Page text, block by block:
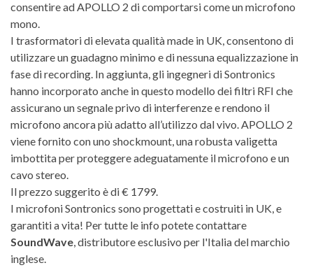
consentire ad APOLLO 2 di comportarsi come un microfono
mono.
I trasformatori di elevata qualità made in UK, consentono di
utilizzare un guadagno minimo e di nessuna equalizzazione in
fase di recording. In aggiunta, gli ingegneri di Sontronics
hanno incorporato anche in questo modello dei filtri RFI che
assicurano un segnale privo di interferenze e rendono il
microfono ancora più adatto all’utilizzo dal vivo.APOLLO 2
viene fornito con uno shockmount, una robusta valigetta
imbottita per proteggere adeguatamente il microfono e un
cavo stereo.
Il prezzo suggerito è di € 1799.
I microfoni Sontronics sono progettati e costruiti in UK, e
garantiti a vita! Per tutte le info potete contattare
SoundWave, distributore esclusivo per l'Italia del marchio
inglese.